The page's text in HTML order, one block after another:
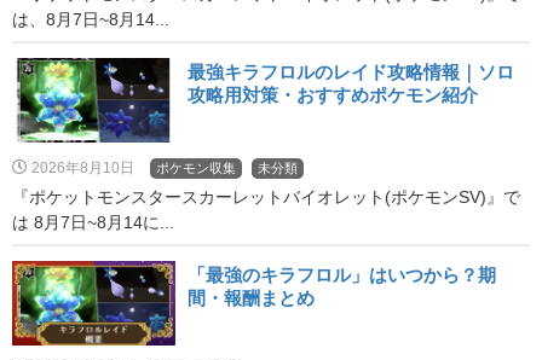
は、8月7日~8月14...
最強キラフロルのレイド攻略情報｜ソロ
攻略用対策・おすすめポケモン紹介
2026年8月10日 ポケモン収集 未分類
『ポケットモンスタースカーレットバイオレット(ポケモンSV)』で
は 8月7日~8月14に...
「最強のキラフロル」はいつから？期
間・報酬まとめ